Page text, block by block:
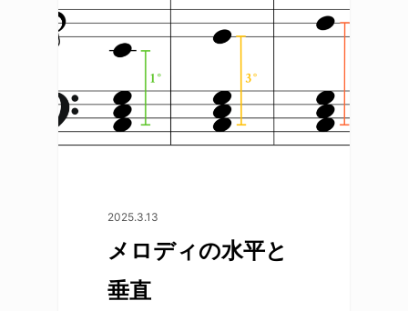
2025.3.13
メロディの水平と
垂直